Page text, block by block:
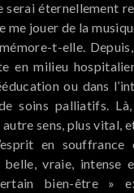
serai éternellement
me jouer de la
t-elle.
en milieu
ou dans
soins palliatifs.
sens, plus vital,
en souffrance
belle, vraie, intense
bien-être »